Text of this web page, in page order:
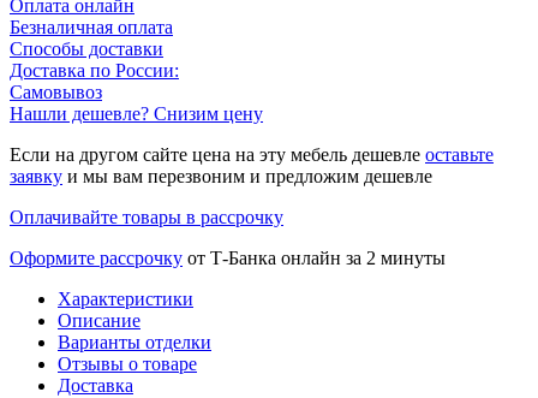
Оплата онлайн
Безналичная оплата
Способы доставки
Доставка по России:
Самовывоз
Нашли дешевле? Снизим цену
Если на другом сайте цена на эту мебель дешевле оставьте
заявку и мы вам перезвоним и предложим дешевле
Оплачивайте товары в рассрочку
Оформите рассрочку от Т-Банка онлайн за 2 минуты
Характеристики
Описание
Варианты отделки
Отзывы о товаре
Доставка